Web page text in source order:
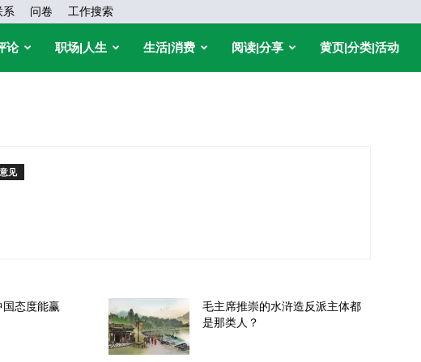
系 问卷 工作搜索
论 职场|人生 生活|消费 阅读|分享 黄页|分类|活动
见
态度能赢
毛主席推崇的水浒造反派主体都
是那类人？